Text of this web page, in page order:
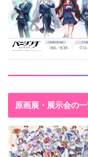
原画展・展示会の